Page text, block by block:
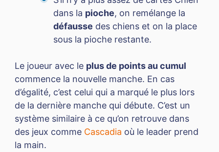
dans la pioche, on remélange la
défausse des chiens et on la place
sous la pioche restante.
Le joueur avec le plus de points au cumul
commence la nouvelle manche. En cas
d’égalité, c’est celui qui a marqué le plus lors
de la dernière manche qui débute. C’est un
système similaire à ce qu’on retrouve dans
des jeux comme Cascadia où le leader prend
la main.